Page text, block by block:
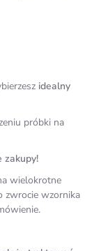
idealny
próbki na
zakupy!
wielokrotne
zwrocie wzornika